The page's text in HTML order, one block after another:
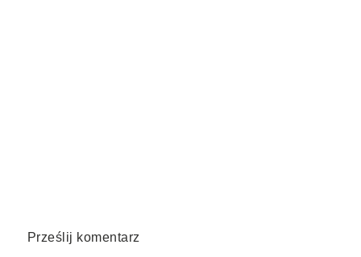
Prześlij komentarz